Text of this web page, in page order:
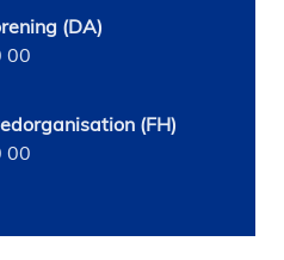
(DA)
00
(FH)
00